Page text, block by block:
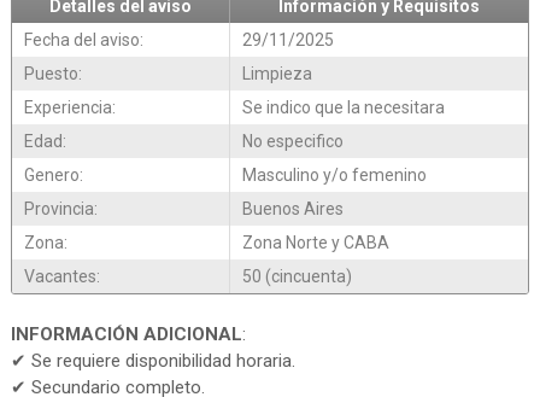
Detalles del aviso
Información y Requisitos
Fecha del aviso:
29/11/2025
Puesto:
Limpieza
Experiencia:
Se indico que la necesitara
Edad:
No especifico
Genero:
Masculino y/o femenino
Provincia:
Buenos Aires
Zona:
Zona Norte y CABA
Vacantes:
50 (cincuenta)
INFORMACIÓN ADICIONAL:
✔ Se requiere disponibilidad horaria.
✔ Secundario completo.